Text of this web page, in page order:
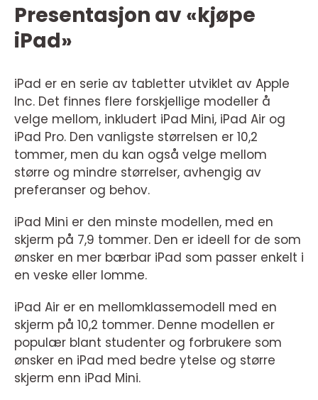
Presentasjon av «kjøpe
iPad»
iPad er en serie av tabletter utviklet av Apple
Inc. Det finnes flere forskjellige modeller å
velge mellom, inkludert iPad Mini, iPad Air og
iPad Pro. Den vanligste størrelsen er 10,2
tommer, men du kan også velge mellom
større og mindre størrelser, avhengig av
preferanser og behov.
iPad Mini er den minste modellen, med en
skjerm på 7,9 tommer. Den er ideell for de som
ønsker en mer bærbar iPad som passer enkelt i
en veske eller lomme.
iPad Air er en mellomklassemodell med en
skjerm på 10,2 tommer. Denne modellen er
populær blant studenter og forbrukere som
ønsker en iPad med bedre ytelse og større
skjerm enn iPad Mini.